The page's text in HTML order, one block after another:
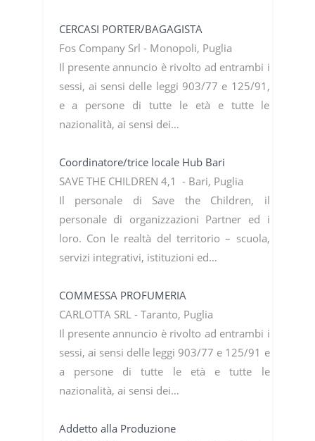
CERCASI PORTER/BAGAGISTA
Fos Company Srl - Monopoli, Puglia
Il presente annuncio è rivolto ad entrambi i
sessi, ai sensi delle leggi 903/77 e 125/91,
e a persone di tutte le età e tutte le
nazionalità, ai sensi dei…
Coordinatore/trice locale Hub Bari
SAVE THE CHILDREN 4,1 - Bari, Puglia
Il personale di Save the Children, il
personale di organizzazioni Partner ed i
loro. Con le realtà del territorio – scuola,
servizi integrativi, istituzioni ed…
COMMESSA PROFUMERIA
CARLOTTA SRL - Taranto, Puglia
Il presente annuncio è rivolto ad entrambi i
sessi, ai sensi delle leggi 903/77 e 125/91 e
a persone di tutte le età e tutte le
nazionalità, ai sensi dei…
Addetto alla Produzione